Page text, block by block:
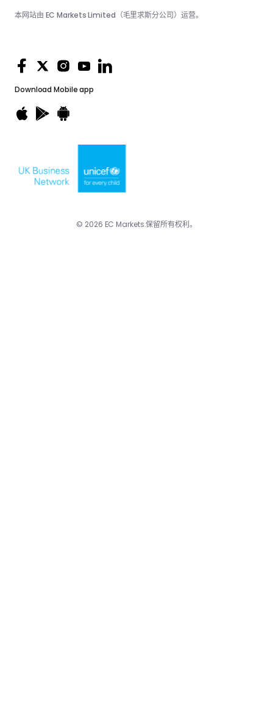
Download Mobile app
本网站由 EC Markets Limited（毛里求斯分公司）运营。
© 2026 EC Markets.保留所有权利。